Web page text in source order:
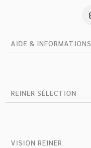
AIDE & INFORMATIONS
REINER SÉLECTION
VISION REINER